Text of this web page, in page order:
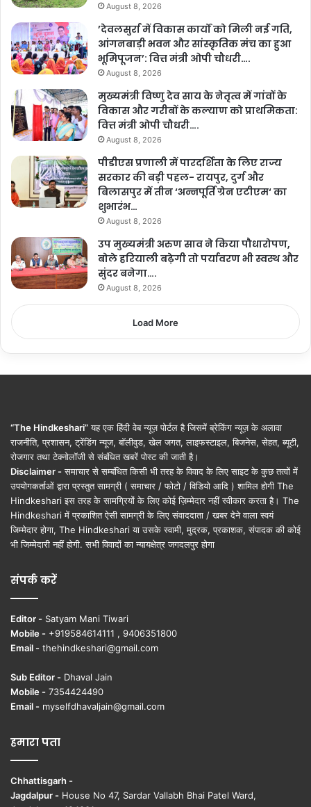
August 8, 2026
’देवलसुर्रा में विकास कार्यों को मिली नई गति,
आंगनबाड़ी भवन और सांस्कृतिक मंच का हुआ
भूमिपूजन’: वित्त मंत्री ओपी चौधरी….
August 8, 2026
मुख्यमंत्री विष्णु देव साय के नेतृत्व में गांवों के
विकास और गरीबों के कल्याण को प्राथमिकता:
वित्त मंत्री ओपी चौधरी….
August 8, 2026
पीडीएस प्रणाली में पारदर्शिता के लिए राज्य
सरकार की बड़ी पहल- रायपुर, दुर्ग और
बिलासपुर में तीन ‘अन्नपूर्ति ग्रेन एटीएम‘ का
शुभारंभ…
August 8, 2026
उप मुख्यमंत्री अरुण साव ने किया पौधारोपण,
बोले हरियाली बढ़ेगी तो पर्यावरण भी स्वस्थ और
सुंदर बनेगा….
August 8, 2026
Load More
“The Hindkeshari”यह एक हिंदी वेब न्यूज़ पोर्टल है जिसमें ब्रेकिंग न्यूज़ के अलावा
राजनीति, प्रशासन, ट्रेंडिंग न्यूज, बॉलीवुड, खेल जगत, लाइफस्टाइल, बिजनेस, सेहत, ब्यूटी,
रोजगार तथा टेक्नोलॉजी से संबंधित खबरें पोस्ट की जाती है।
Disclaimer - समाचार से सम्बंधित किसी भी तरह के विवाद के लिए साइट के कुछ तत्वों में
उपयोगकर्ताओं द्वारा प्रस्तुत सामग्री ( समाचार / फोटो / विडियो आदि ) शामिल होगी The
Hindkeshari इस तरह के सामग्रियों के लिए कोई ज़िम्मेदार नहीं स्वीकार करता है। The
Hindkeshari में प्रकाशित ऐसी सामग्री के लिए संवाददाता / खबर देने वाला स्वयं
जिम्मेदार होगा, The Hindkeshari या उसके स्वामी, मुद्रक, प्रकाशक, संपादक की कोई
भी जिम्मेदारी नहीं होगी. सभी विवादों का न्यायक्षेत्र जगदलपुर होगा
संपर्क करें
Editor - Satyam Mani Tiwari
Mobile - +919584614111 , 9406351800
Email - thehindkeshari@gmail.com
Sub Editor - Dhaval Jain
Mobile - 7354424490
Email - myselfdhavaljain@gmail.com
हमारा पता
Chhattisgarh -
Jagdalpur - House No 47, Sardar Vallabh Bhai Patel Ward,